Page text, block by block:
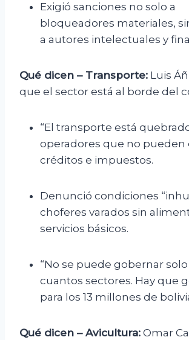
Exigió sanciones no solo a
bloqueadores materiales,
a autores intelectuales y
Qué dicen – Transporte: Luis
que el sector está al borde del
“El transporte está
operadores que no pueden
créditos e impuestos.
Denunció condiciones
choferes varados sin
servicios básicos.
“No se puede gobernar
cuantos sectores. Hay que
para los 13 millones de
Qué dicen – Avicultura: Omar